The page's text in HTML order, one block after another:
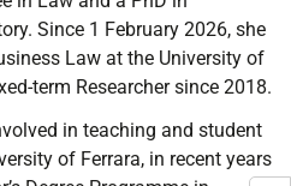
Since 1 February 2026, she
Law at the University of
term Researcher since 2018.
in teaching and student
of Ferrara, in recent years